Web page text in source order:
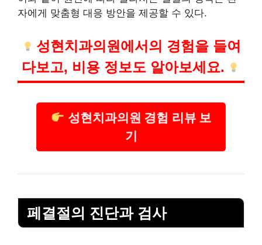
자에게 맞춤형 대응 방안을 제공할 수 있다.
성현치과의원에서의 경험을 들여
다보고, 비용 정보도 알아보세요.
성현치과의원 경험 리뷰 보
기
페결절의 진단과 검사